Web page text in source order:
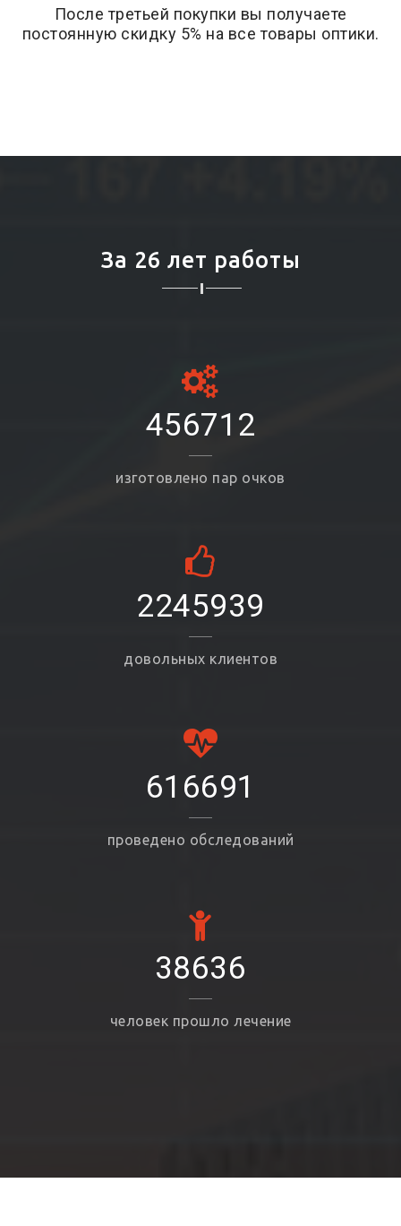
После третьей покупки вы получаете
постоянную скидку 5% на все товары оптики.
За 26 лет работы
456712
изготовлено пар очков
2245939
довольных клиентов
616691
проведено обследований
38636
человек прошло лечение